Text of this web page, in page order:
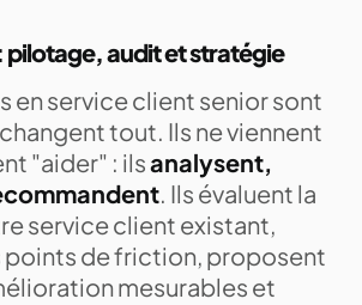
pilotage, audit et stratégie
en service client senior sont
tout. Ils ne viennent
"aider" : ilsanalysent,
. Ils évaluent la
service client existant,
de friction, proposent
mesurables et